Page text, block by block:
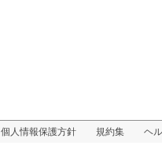
エストレマドゥーラ州
個人情報保護方針 規約集 ヘ